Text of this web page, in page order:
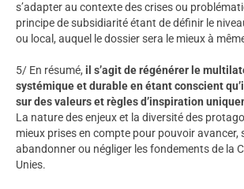
s’adapter au contexte des crises ou
principe de subsidiarité étant de définir le
ou local, auquel le dossier sera le mieux à
5/ En résumé, il s’agit de régénérer le
systémique et durable en étant conscient
sur des valeurs et règles d’inspiration
La nature des enjeux et la diversité des
mieux prises en compte pour pouvoir
abandonner ou négliger les fondements de la
Unies.